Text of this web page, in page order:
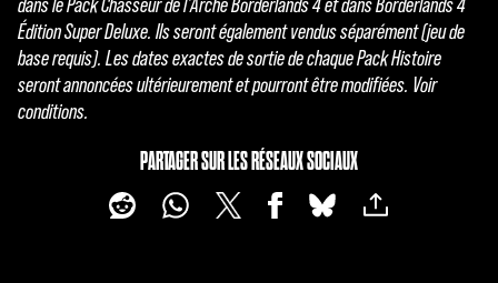
a
y
dans le Pack Chasseur de l’Arche Borderlands 4 et dans Borderlands 4
Édition Super Deluxe. Ils seront également vendus séparément (jeu de
base requis). Les dates exactes de sortie de chaque Pack Histoire
seront annoncées ultérieurement et pourront être modifiées. Voir
conditions.
PARTAGER SUR LES RÉSEAUX SOCIAUX